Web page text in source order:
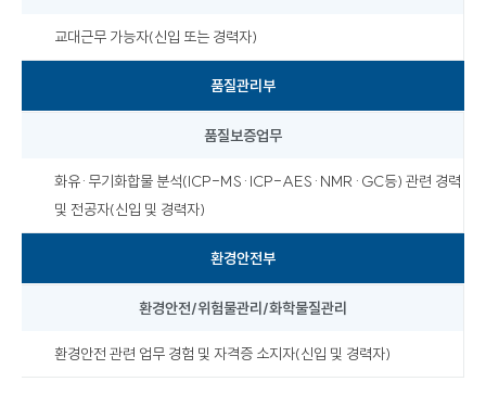
교대근무 가능자(신입 또는 경력자)
품질관리부
품질보증업무
화유·무기화합물 분석(ICP-MS·ICP-AES·NMR·GC등) 관련 경력
및 전공자(신입 및 경력자)
환경안전부
환경안전/위험물관리/화학물질관리
환경안전 관련 업무 경험 및 자격증 소지자(신입 및 경력자)